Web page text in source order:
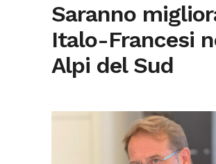
Saranno
Italo-Francesi
Alpi del Sud